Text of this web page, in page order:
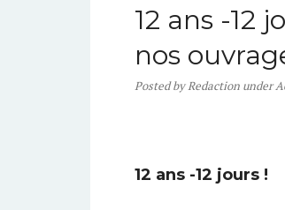
12 ans -12
nos
PostedbyRedaction under
12 ans -12 jours !